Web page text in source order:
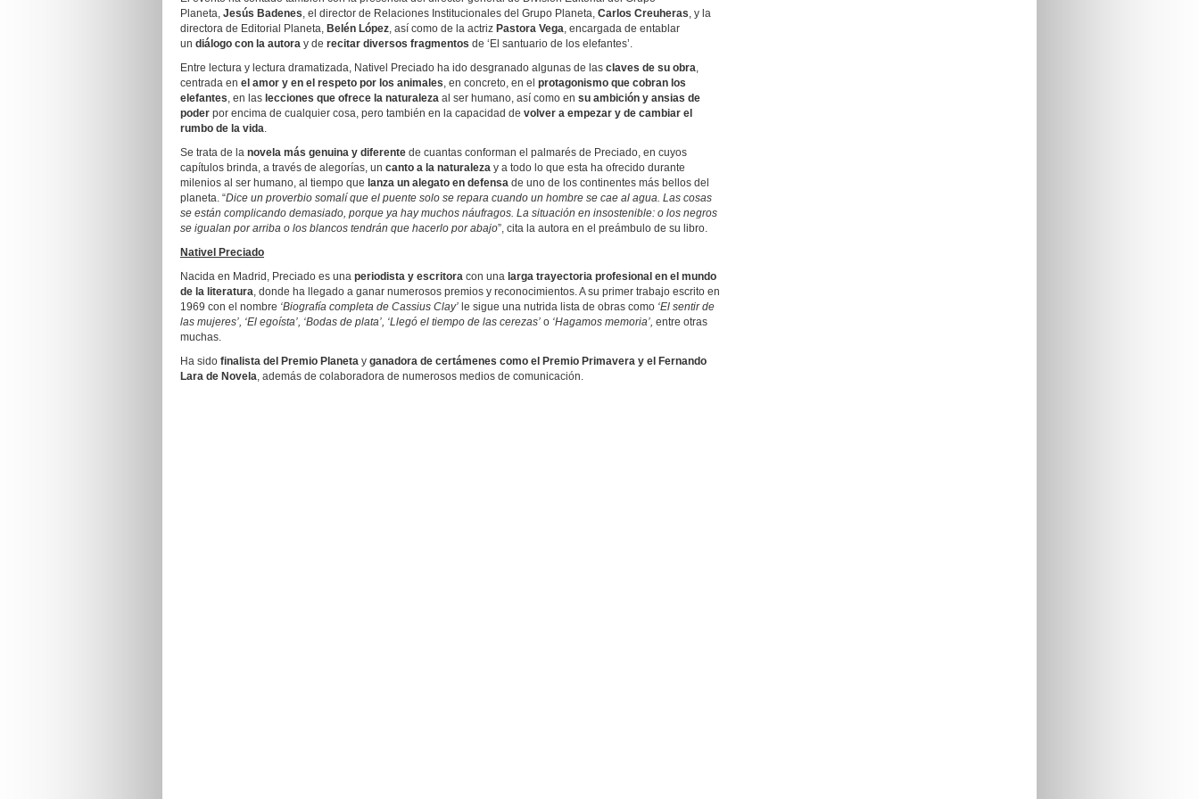
Planeta, Jesús Badenes, el director de Relaciones Institucionales del Grupo Planeta, Carlos Creuheras, y la
directora de Editorial Planeta, Belén López, así como de la actriz Pastora Vega, encargada de entablar
un diálogo con la autora y de recitar diversos fragmentos de ‘El santuario de los elefantes’.
Entre lectura y lectura dramatizada, Nativel Preciado ha ido desgranado algunas de las claves de su obra,
centrada en el amor y en el respeto por los animales, en concreto, en el protagonismo que cobran los
elefantes, en las lecciones que ofrece la naturaleza al ser humano, así como en su ambición y ansias de
poder por encima de cualquier cosa, pero también en la capacidad de volver a empezar y de cambiar el
rumbo de la vida.
Se trata de la novela más genuina y diferente de cuantas conforman el palmarés de Preciado, en cuyos
capítulos brinda, a través de alegorías, un canto a la naturaleza y a todo lo que esta ha ofrecido durante
milenios al ser humano, al tiempo que lanza un alegato en defensa de uno de los continentes más bellos del
planeta. “Dice un proverbio somalí que el puente solo se repara cuando un hombre se cae al agua. Las cosas
se están complicando demasiado, porque ya hay muchos náufragos. La situación en insostenible: o los negros
se igualan por arriba o los blancos tendrán que hacerlo por abajo”, cita la autora en el preámbulo de su libro.
Nativel Preciado
Nacida en Madrid, Preciado es una periodista y escritora con una larga trayectoria profesional en el mundo
de la literatura, donde ha llegado a ganar numerosos premios y reconocimientos. A su primer trabajo escrito en
1969 con el nombre ‘Biografía completa de Cassius Clay’ le sigue una nutrida lista de obras como ‘El sentir de
las mujeres’, ‘El egoísta’, ‘Bodas de plata’, ‘Llegó el tiempo de las cerezas’ o ‘Hagamos memoria’, entre otras
muchas.
Ha sido finalista del Premio Planeta y ganadora de certámenes como el Premio Primavera y el Fernando
Lara de Novela, además de colaboradora de numerosos medios de comunicación.